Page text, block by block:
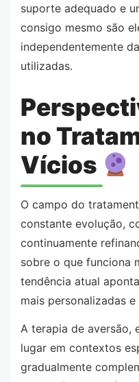
suporte adequado e
consigo mesmo são
independentemente
utilizadas.
no
Vícios
O campo do
constante evolução,
continuamente
sobre o que funciona
tendência atual
mais personalizadas
A terapia de aversão,
lugar em contextos
gradualmente